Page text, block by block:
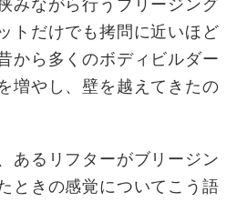
トだけでも拷問に近いほど
から多くのボディビルダー
増やし、壁を越えてきたの
あるリフターがブリージン
ときの感覚についてこう語